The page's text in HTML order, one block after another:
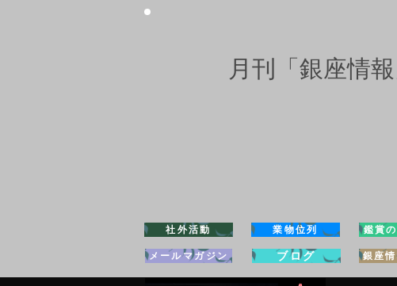
月刊「銀座情
社外活動 業物位列 鑑賞
メールマガジン ブログ 銀座